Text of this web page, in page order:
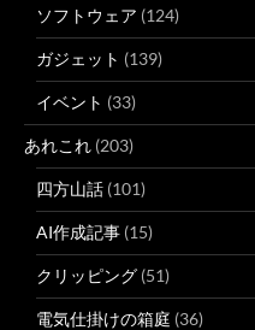
ソフトウェア (124)
ガジェット (139)
イベント (33)
あれこれ (203)
四方山話 (101)
AI作成記事 (15)
クリッピング (51)
電気仕掛けの箱庭 (36)